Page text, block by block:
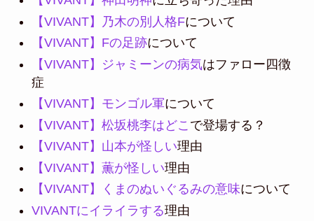
【VIVANT】乃木の別人格Fについて
【VIVANT】Fの足跡について
【VIVANT】ジャミーンの病気はファロー四徴
症
【VIVANT】モンゴル軍について
【VIVANT】松坂桃李はどこ で登場する？
【VIVANT】山本が怪しい理由
【VIVANT】薫が怪しい理由
【VIVANT】くまのぬいぐるみの意味について
VIVANTにイライラする理由